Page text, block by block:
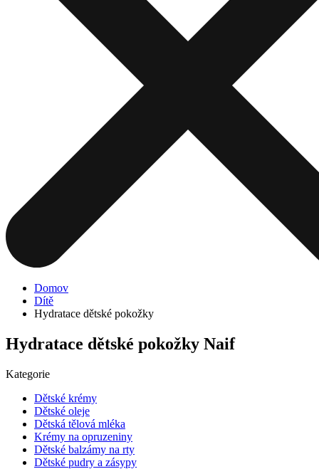
Domov
Dítě
Hydratace dětské pokožky
Hydratace dětské pokožky Naif
Kategorie
Dětské krémy
Dětské oleje
Dětská tělová mléka
Krémy na opruzeniny
Dětské balzámy na rty
Dětské pudry a zásypy